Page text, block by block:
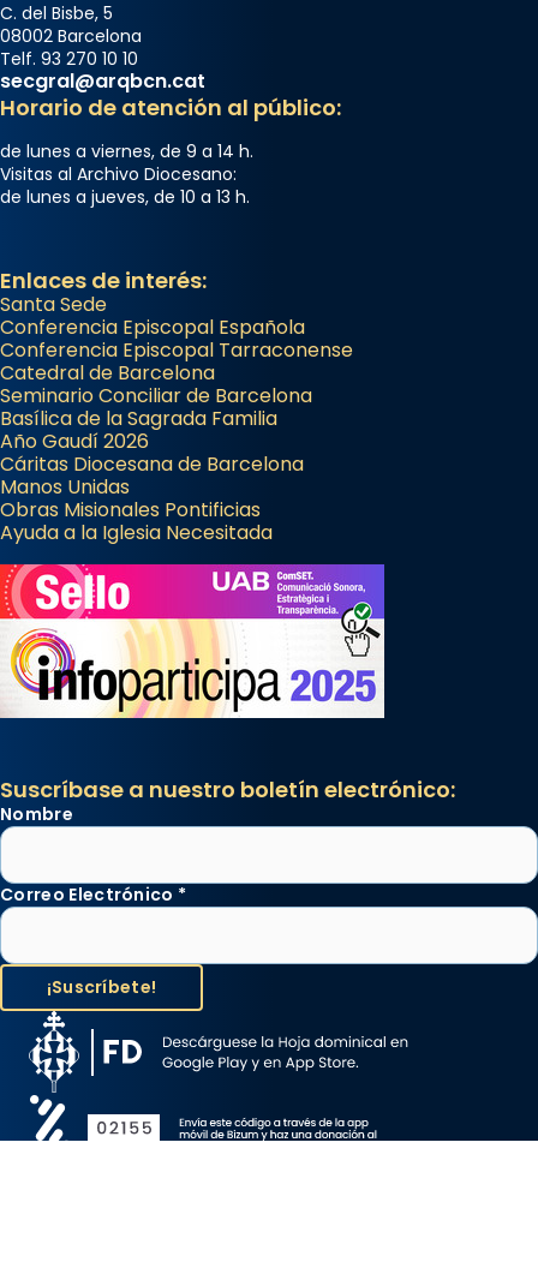
C. del Bisbe, 5
08002 Barcelona
Telf. 93 270 10 10
secgral@arqbcn.cat
Horario de atención al público:
de lunes a viernes, de 9 a 14 h.
Visitas al Archivo Diocesano:
de lunes a jueves, de 10 a 13 h.
Enlaces de interés:
Santa Sede
Conferencia Episcopal Española
Conferencia Episcopal Tarraconense
Catedral de Barcelona
Seminario Conciliar de Barcelona
Basílica de la Sagrada Familia
Año Gaudí 2026
Cáritas Diocesana de Barcelona
Manos Unidas
Obras Misionales Pontificias
Ayuda a la Iglesia Necesitada
Suscríbase a nuestro boletín electrónico:
Nombre
Correo Electrónico *